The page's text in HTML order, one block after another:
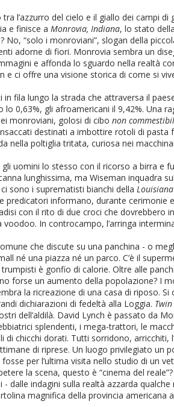
l’azzurro del cielo e il giallo dei campi
e finisce a Monrovia, Indiana, lo stato
“solo i monroviani”, slogan della
adorne di fiori. Monrovia sembra un
e affonda lo sguardo nella realtà
offre una visione storica di come si
fila lungo la strada che attraversa il
0,63%, gli afroamericani il 9,42%. Una
monroviani, golosi di cibo non
destinati a imbottire rotoli di
nella poltiglia tritata, curiosa nei
uomini lo stesso con il ricorso a birra e
lunghissima, ma Wiseman inquadra
sono i suprematisti bianchi della Louisiana
informano, durante
con il rito di due croci che dovrebbero
In controcampo, l’arringa
che discute su una panchina - o
né una piazza né un parco. C’è il
è gonfio di calorie. Oltre alle
forse un aumento della popolazione? I
la ricreazione di una casa di riposo.
dichiarazioni di fedeltà alla Loggia. Twin
dell’aldilà. David Lynch è passato da
splendenti, i mega-trattori, le
chicchi dorati. Tutti sorridono, arricchiti,
di riprese. Un luogo privilegiato un
per l’ultima visita nello studio di un
la scena, questo è “cinema del
indagini sulla realtà azzarda
magnifica della provincia